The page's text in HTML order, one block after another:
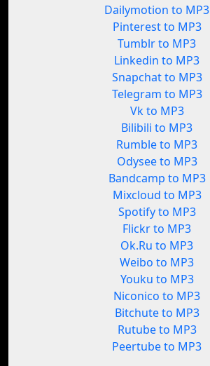
Dailymotion to MP3
Pinterest to MP3
Tumblr to MP3
Linkedin to MP3
Snapchat to MP3
Telegram to MP3
Vk to MP3
Bilibili to MP3
Rumble to MP3
Odysee to MP3
Bandcamp to MP3
Mixcloud to MP3
Spotify to MP3
Flickr to MP3
Ok.Ru to MP3
Weibo to MP3
Youku to MP3
Niconico to MP3
Bitchute to MP3
Rutube to MP3
Peertube to MP3